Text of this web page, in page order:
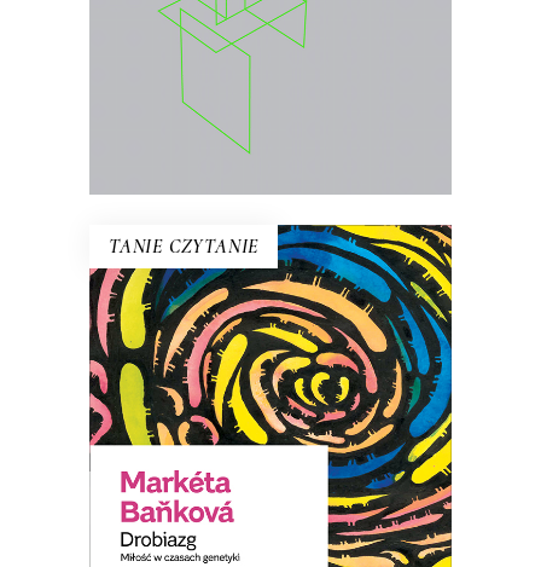
E-BOOK DO KOSZYKA
KSIĄŻKA DO KOSZYKA
TANIE CZYTANIE
DROBIAZG. MIŁOŚĆ W
CZASACH GENETYKI
Tomáš zaczyna traktować każdego
człowieka jak maszynę – nosiciela DNA.
Zamiast ludzi, dostrzega jedynie
zestawy genów. Nawet ciało ukochanej
staje się dla niego przede wszystkim
„workiem na geny”…